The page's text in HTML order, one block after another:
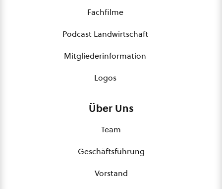
Fachfilme
Podcast Landwirtschaft
Mitgliederinformation
Logos
Über Uns
Team
Geschäftsführung
Vorstand